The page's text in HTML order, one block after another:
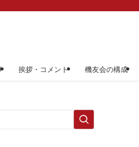
挨拶・コメント 機友会の構成